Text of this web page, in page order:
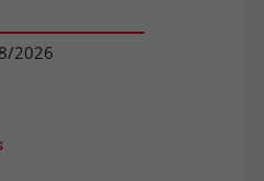
2026